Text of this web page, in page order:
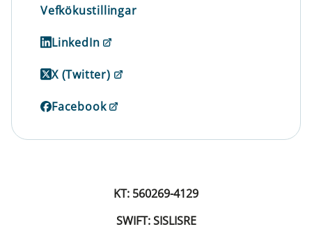
Vefkökustillingar
LinkedIn
X (Twitter)
Facebook
KT: 560269-4129
SWIFT: SISLISRE